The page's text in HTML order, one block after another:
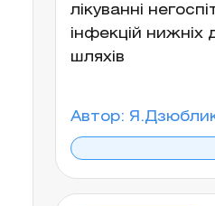
лікуванні
інфекцій нижніх
шляхів
Автор: